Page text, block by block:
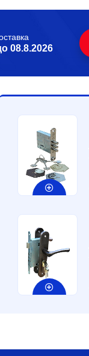
08.8.2026